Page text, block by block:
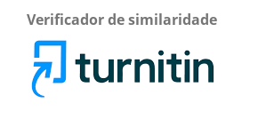
Verificador de similaridade